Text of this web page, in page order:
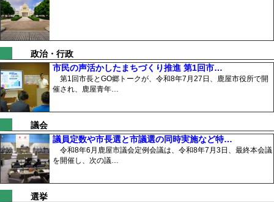
政治・行政
市民の声活かしたまちづくり推進 第1回市…
第1回市長とGO郷トークが、令和8年7月27日、鹿屋市役所で開
催され、鹿屋青年…
議会
議員定数や市長選と市議選の同時実施など特…
令和8年6月鹿屋市議会定例会議は、令和8年7月3日、最終本会議
を開催し、次の議…
選挙